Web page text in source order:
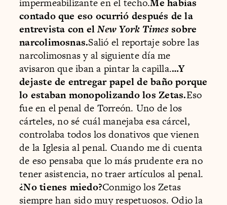
impermeabilizante en el techo.Me habías
contado que eso ocurrió después de la
entrevista con elNew York Timessobre
narcolimosnas.Salió el reportaje sobre las
narcolimosnas y al siguiente día me
avisaron que iban a pintar la capilla.…Y
dejaste de entregar papel de baño porque
lo estaban monopolizando los Zetas.Eso
fue en el penal de Torreón. Uno de los
cárteles, no sé cuál manejaba esa cárcel,
controlaba todos los donativos que vienen
de la Iglesia al penal. Cuando me di cuenta
de eso pensaba que lo más prudente era no
tener asistencia, no traer artículos al penal.
¿No tienes miedo?Conmigo los Zetas
siempre han sido muy respetuosos. Odio la